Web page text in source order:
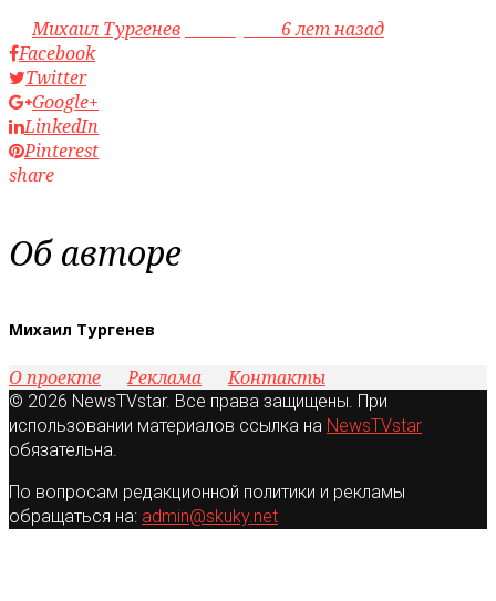
byМихаил Тургенев
6 лет назад
Facebook
Twitter
Google+
LinkedIn
Pinterest
share
Об авторе
Михаил Тургенев
О проекте Реклама Контакты
© 2026 NewsTVstar. Все права защищены. При
использовании материалов ссылка на NewsTVstar
обязательна.
По вопросам редакционной политики и рекламы
обращаться на: admin@skuky.net